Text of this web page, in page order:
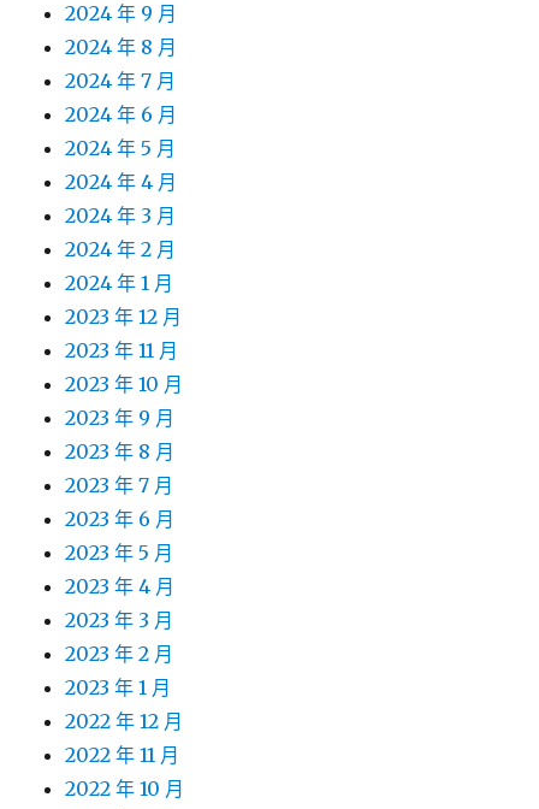
2024 年 9 月
2024 年 8 月
2024 年 7 月
2024 年 6 月
2024 年 5 月
2024 年 4 月
2024 年 3 月
2024 年 2 月
2024 年 1 月
2023 年 12 月
2023 年 11 月
2023 年 10 月
2023 年 9 月
2023 年 8 月
2023 年 7 月
2023 年 6 月
2023 年 5 月
2023 年 4 月
2023 年 3 月
2023 年 2 月
2023 年 1 月
2022 年 12 月
2022 年 11 月
2022 年 10 月